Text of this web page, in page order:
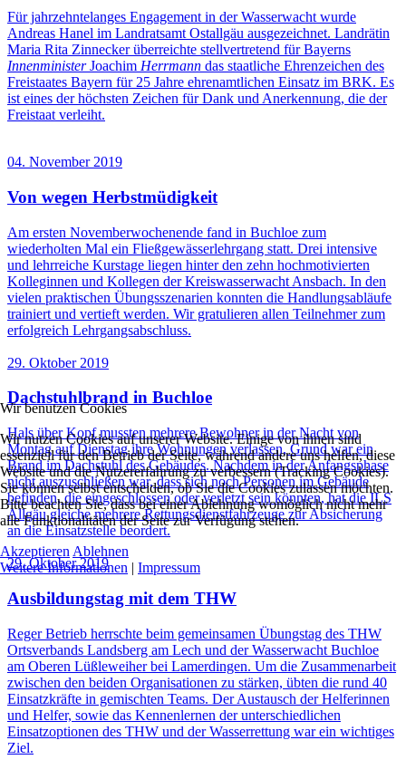
Für jahrzehntelanges Engagement in der Wasserwacht wurde
Andreas Hanel im Landratsamt Ostallgäu ausgezeichnet. Landrätin
Maria Rita Zinnecker überreichte stellvertretend für Bayerns
InnenministerJoachim Herrmann das staatliche Ehrenzeichen des
Freistaates Bayern für 25 Jahre ehrenamtlichen Einsatz im BRK. Es
ist eines der höchsten Zeichen für Dank und Anerkennung, die der
Freistaat verleiht.
04. November 2019
Von wegen Herbstmüdigkeit
Am ersten Novemberwochenende fand in Buchloe zum
wiederholten Mal ein Fließgewässerlehrgang statt. Drei intensive
und lehrreiche Kurstage liegen hinter den zehn hochmotivierten
Kolleginnen und Kollegen der Kreiswasserwacht Ansbach. In den
vielen praktischen Übungsszenarien konnten die Handlungsabläufe
trainiert und vertieft werden. Wir gratulieren allen Teilnehmer zum
erfolgreich Lehrgangsabschluss.
29. Oktober 2019
Dachstuhlbrand in Buchloe
Hals über Kopf mussten mehrere Bewohner in der Nacht von
Montag auf Dienstag ihre Wohnungen verlassen, Grund war ein
Brand im Dachstuhl des Gebäudes. Nachdem in der Anfangsphase
nicht auszuschließen war, dass sich noch Personen im Gebäude
befinden, die eingeschlossen oder verletzt sein könnten, hat die ILS
Allgäu gleiche mehrere Rettungsdienstfahrzeuge zur Absicherung
an die Einsatzstelle beordert.
29. Oktober 2019
Ausbildungstag mit dem THW
Reger Betrieb herrschte beim gemeinsamen Übungstag des THW
Ortsverbands Landsberg am Lech und der Wasserwacht Buchloe
am Oberen Lüßleweiher bei Lamerdingen. Um die Zusammenarbeit
zwischen den beiden Organisationen zu stärken, übten die rund 40
Einsatzkräfte in gemischten Teams. Der Austausch der Helferinnen
und Helfer, sowie das Kennenlernen der unterschiedlichen
Einsatzoptionen des THW und der Wasserrettung war ein wichtiges
Ziel.
Wir benutzen Cookies
Wir nutzen Cookies auf unserer Website. Einige von ihnen sind
essenziell für den Betrieb der Seite, während andere uns helfen, diese
Website und die Nutzererfahrung zu verbessern (Tracking Cookies).
Sie können selbst entscheiden, ob Sie die Cookies zulassen möchten.
Bitte beachten Sie, dass bei einer Ablehnung womöglich nicht mehr
alle Funktionalitäten der Seite zur Verfügung stehen.
Akzeptieren Ablehnen
Weitere Informationen | Impressum